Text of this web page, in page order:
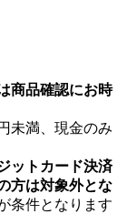
商品確認にお時
未満、現金のみ
ットカード決済
方は対象外とな
条件となります